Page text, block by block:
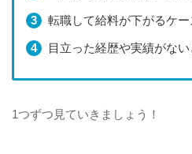
転職して給料が下がるケー
目立った経歴や実績がな
1つずつ見ていきましょう！